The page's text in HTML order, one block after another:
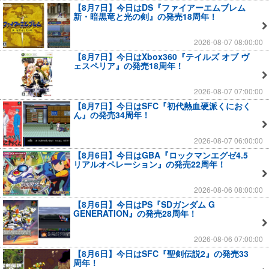
【8月7日】今日はDS『ファイアーエムブレム
新・暗黒竜と光の剣』の発売18周年！
2026-08-07 08:00:00
【8月7日】今日はXbox360『テイルズ オブ ヴ
ェスペリア』の発売18周年！
2026-08-07 07:00:00
【8月7日】今日はSFC『初代熱血硬派くにおく
ん』の発売34周年！
2026-08-07 06:00:00
【8月6日】今日はGBA『ロックマンエグゼ4.5
リアルオペレーション』の発売22周年！
2026-08-06 08:00:00
【8月6日】今日はPS『SDガンダム G
GENERATION』の発売28周年！
2026-08-06 07:00:00
【8月6日】今日はSFC『聖剣伝説2』の発売33
周年！